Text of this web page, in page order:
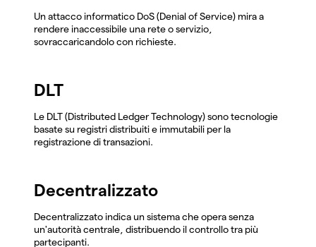
Un attacco informatico DoS (Denial of Service) mira a
rendere inaccessibile una rete o servizio,
sovraccaricandolo con richieste.
DLT
Le DLT (Distributed Ledger Technology) sono tecnologie
basate su registri distribuiti e immutabili per la
registrazione di transazioni.
Decentralizzato
Decentralizzato indica un sistema che opera senza
un'autorità centrale, distribuendo il controllo tra più
partecipanti.